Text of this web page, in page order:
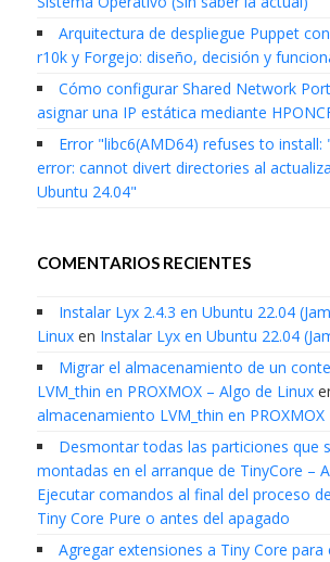
Arquitectura de despliegue Puppet
r10k y Forgejo: diseño, decisión y
Cómo configurar Shared Network
asignar una IP estática mediante
Error "libc6(AMD64) refuses to install:
error: cannot divert directories al
Ubuntu 24.04"
COMENTARIOS RECIENTES
Instalar Lyx 2.4.3 en Ubuntu 22.04
Linuxen Instalar Lyx en Ubuntu 22.04
Migrar el almacenamiento de un
LVM_thin en PROXMOX – Algo de Linux
almacenamiento LVM_thin en PROXMOX
Desmontar todas las particiones que
montadas en el arranque de TinyCore –
Ejecutar comandos al final del proceso
Tiny Core Pure o antes del apagado
Agregar extensiones a Tiny Core